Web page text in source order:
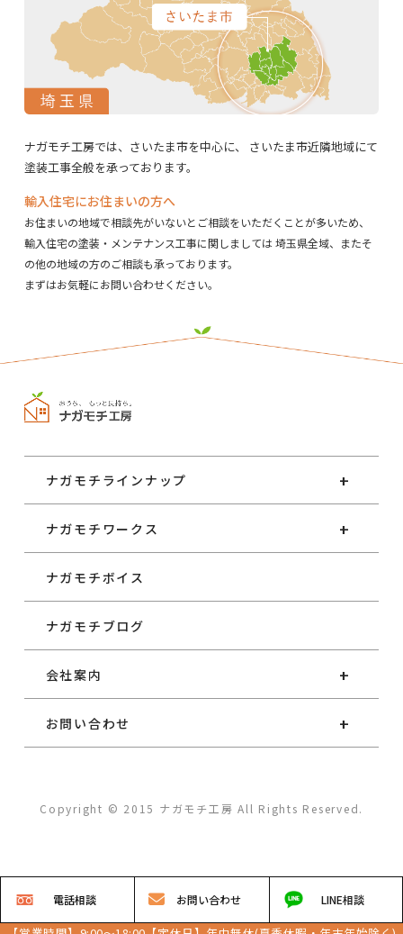
電話相談 お問い合わせ LINE相談
ナガモチ工房では、さいたま市を中心に、
さいたま市近隣地域にて
塗装工事全般を承っております。
輸入住宅にお住まいの方へ
お住まいの地域で相談先がいないとご相談をいただくことが多いため、
輸入住宅の塗装・メンテナンス工事に関しましては埼玉県全域、またそ
の他の地域の方のご相談も承っております。
まずはお気軽にお問い合わせください。
ナガモチラインナップ
ナガモチワークス
ナガモチボイス
ナガモチブログ
会社案内
お問い合わせ
Copyright © 2015 ナガモチ工房 All Rights Reserved.